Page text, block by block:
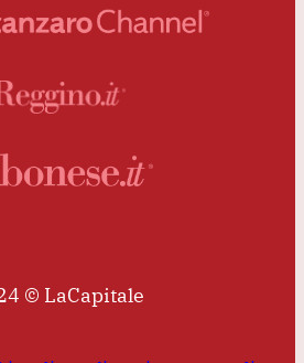
© LaCapitale